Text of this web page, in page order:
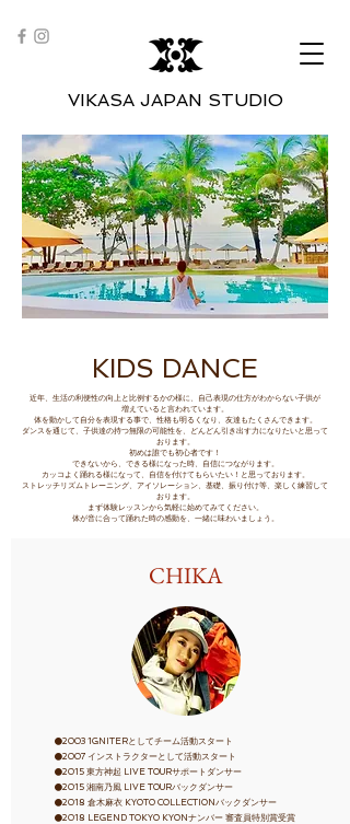
​VIKASA JAPAN STUDIO
​KIDS DANCE
近年、生活の利便性の向上と比例するかの様に、自己表現の仕方がわからない子供が
増えていると言われています。
体を動かして自分を表現する事で、性格も明るくなり、友達もたくさんできます。
ダンスを通じて、子供達の持つ無限の可能性を、どんどん引き出す力になりたいと思って
おります。
初めは誰でも初心者です！
できないから、できる様になった時、自信につながります。
カッコよく踊れる様になって、自信を付けてもらいたい！と思っております。
ストレッチリズムトレーニング、アイソレーション、基礎、振り付け等、楽しく練習して
おります。
まず体験レッスンから気軽に始めてみてください。
​体が音に合って踊れた時の感動を、一緒に味わいましょう。
​CHIKA
⚫️2003 1GNITERとしてチーム活動スタート
⚫️2007 インストラクターとして活動スタート
⚫️2015 東方神起 LIVE TOURサポートダンサー
⚫️2015 湘南乃風 LIVE TOURバックダンサー
⚫️2018 倉木麻衣 KYOTO COLLECTIONバックダンサー
⚫️2018 LEGEND TOKYO KYONナンバー 審査員特別賞受賞